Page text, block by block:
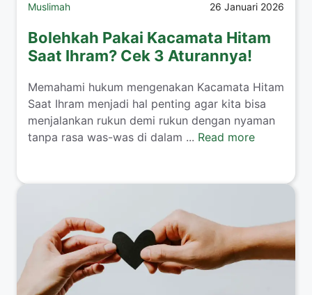
Muslimah 26 Januari 2026
Bolehkah Pakai Kacamata Hitam
Saat Ihram? Cek 3 Aturannya!
​Memahami hukum mengenakan Kacamata Hitam
Saat Ihram menjadi hal penting agar kita bisa
menjalankan rukun demi rukun dengan nyaman
tanpa rasa was-was di dalam ... Read more